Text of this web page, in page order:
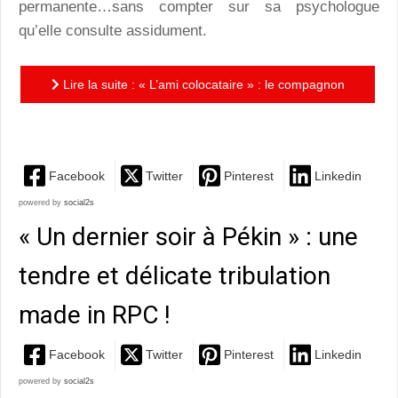
permanente…sans compter sur sa psychologue
qu’elle consulte assidument.
Lire la suite : « L’ami colocataire » : le compagnon
Facebook Twitter Pinterest Linkedin
powered by social2s
« Un dernier soir à Pékin » : une
tendre et délicate tribulation
made in RPC !
Facebook Twitter Pinterest Linkedin
powered by social2s